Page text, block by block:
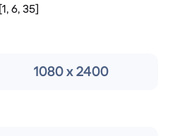
6, 35]
1080 x 2400